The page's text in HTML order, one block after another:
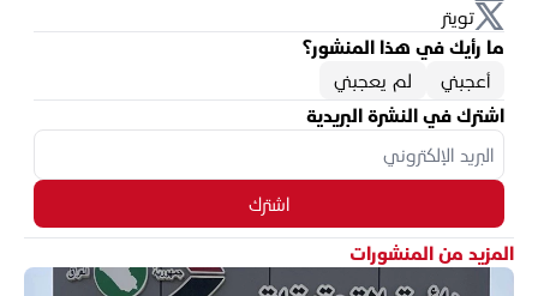
تويتر
ما رأيك في هذا المنشور؟
أعجبني
لم يعجبني
اشترك في النشرة البريدية
اشترك
المزيد من المنشورات